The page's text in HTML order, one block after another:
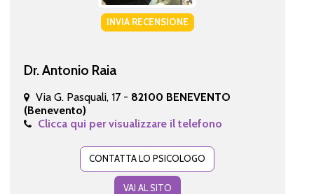
INVIA RECENSIONE
Dr. Antonio Raia
Via G. Pasquali, 17 - 82100 BENEVENTO
(Benevento)
Clicca qui per visualizzare il telefono
CONTATTA LO PSICOLOGO
VAI AL SITO